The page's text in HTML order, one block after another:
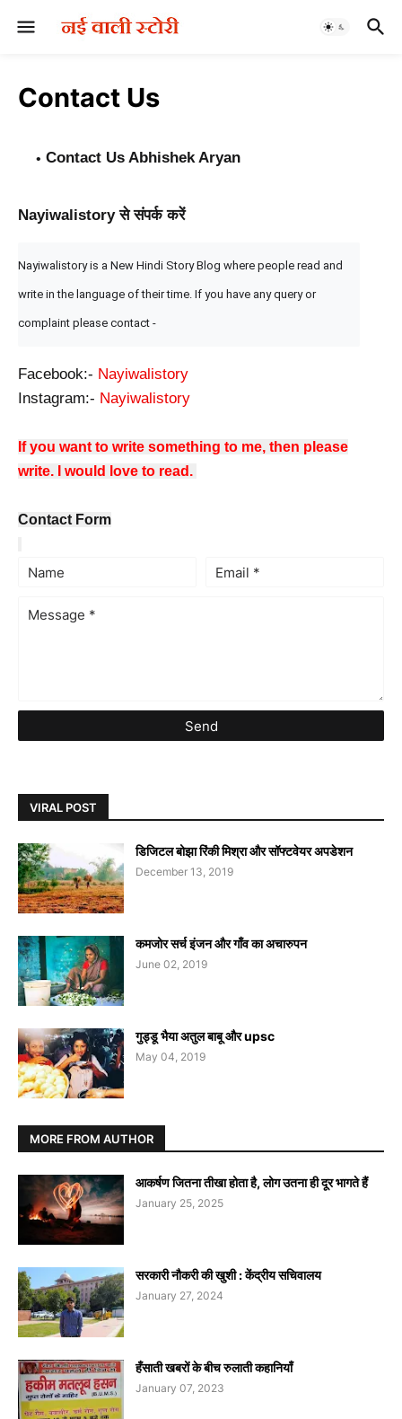
Contact Us
Contact Us Abhishek Aryan
Nayiwalistory से संपर्क करें
Nayiwalistory is a New Hindi Story Blog where people read and
write in the language of their time. If you have any query or
complaint please contact -
Facebook:- Nayiwalistory
Instagram:- Nayiwalistory
If you want to write something to me, then please
write. I would love to read.
Contact Form
VIRAL POST
डिजिटल बोझा रिंकी मिश्रा और सॉफ्टवेयर अपडेशन
December 13, 2019
कमजोर सर्च इंजन और गाँव का अचारुपन
June 02, 2019
गुड्डू भैया अतुल बाबू और upsc
May 04, 2019
MORE FROM AUTHOR
आकर्षण जितना तीखा होता है, लोग उतना ही दूर भागते हैं
January 25, 2025
सरकारी नौकरी की खुशी : केंद्रीय सचिवालय
January 27, 2024
हँसाती खबरों के बीच रुलाती कहानियाँ
January 07, 2023